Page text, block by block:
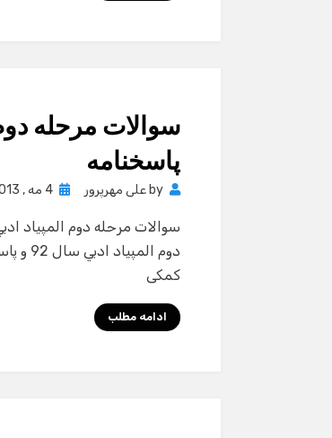
پاسخنامه
by علی مهرپرور
Posted
4 مه , 2013
دوم
کمکی
ادامه مطلب